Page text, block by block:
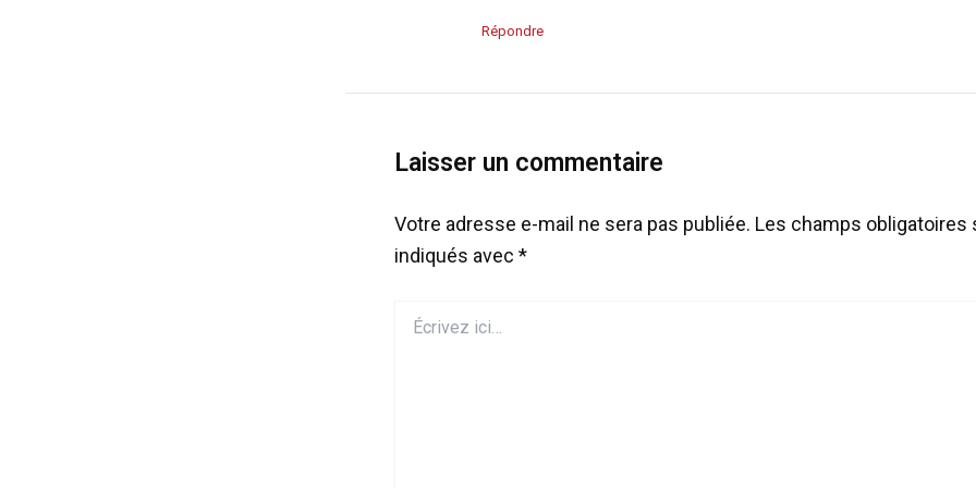
Répondre
Laisser un commentaire
Votre adresse e-mail ne sera pas publiée. Les champs obligatoires
indiqués avec *
ici…